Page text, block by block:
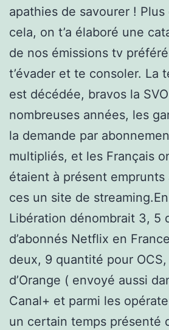
apathies de savourer ! Plus
cela, on t’a élaboré une
de nos émissions tv
t’évader et te consoler. La
est décédée, bravos la
nombreuses années, les
la demande par
multipliés, et les Français
étaient à présent emprunts
ces un site de
Libération dénombrait 3, 5
d’abonnés Netflix en
deux, 9 quantité pour
d’Orange ( envoyé aussi
Canal+ et parmi les
un certain temps présenté